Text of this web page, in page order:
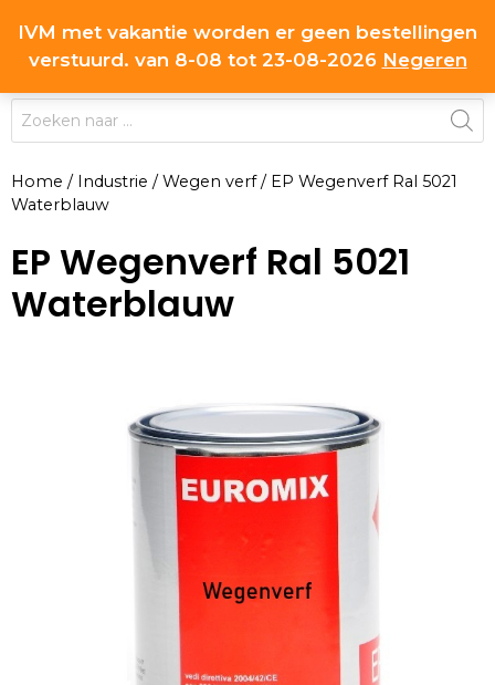
IVM met vakantie worden er geen bestellingen
verstuurd. van 8-08 tot 23-08-2026 Negeren
naar
inhoud
0 MENU
Producten
zoeken
Home / Industrie /Wegen verf/ EP Wegenverf Ral 5021
Waterblauw
EP Wegenverf Ral 5021
Waterblauw